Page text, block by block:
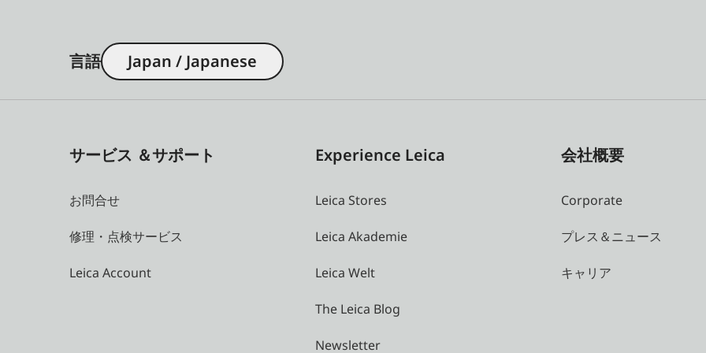
言語 Japan / Japanese
サービス ＆サポート
お問合せ
修理・点検サービス
Leica Account
Experience Leica
Leica Stores
Leica Akademie
Leica Welt
The Leica Blog
Newsletter
会社概要
Corporate
プレス＆ニュース
キャリア